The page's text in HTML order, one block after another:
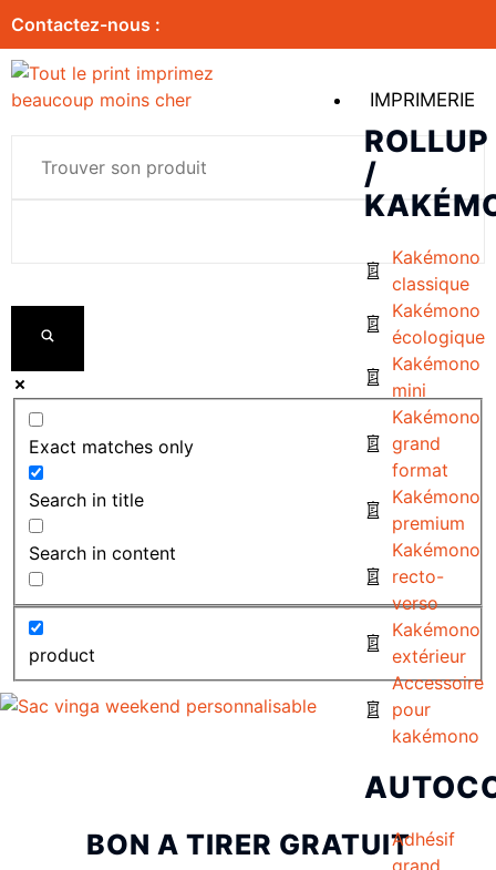
Contactez-nous :
IMPRIMERIE
ROLLUP
/
Kakémono
classique
Kakémono
écologique
Kakémono
mini
Kakémono
grand
format
Kakémono
premium
Kakémono
recto-
verso
Kakémono
extérieur
Accessoire
pour
kakémono
Adhésif
grand
Exact matches only
Search in title
Search in content
product
BON A TIRER GRATUIT